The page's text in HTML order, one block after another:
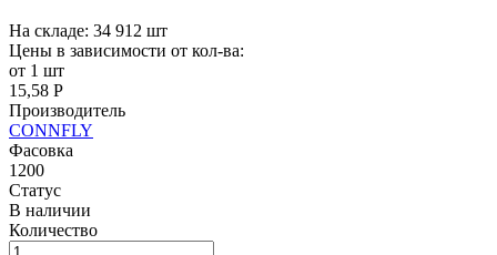
На складе: 34 912 шт
Цены в зависимости от кол-ва:
от 1 шт
15,58 Р
Производитель
CONNFLY
Фасовка
1200
Статус
В наличии
Количество